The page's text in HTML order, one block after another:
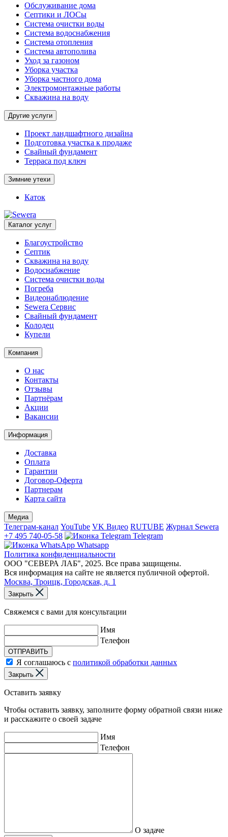
Обслуживание дома
Септики и ЛОСы
Система очистки воды
Система водоснабжения
Система отопления
Система автополива
Уход за газоном
Уборка участка
Уборка частного дома
Электромонтажные работы
Скважина на воду
Другие услуги
Проект ландшафтного дизайна
Подготовка участка к продаже
Свайный фундамент
Терраса под ключ
Зимние утехи
Каток
Каталог услуг
Благоустройство
Септик
Скважина на воду
Водоснабжение
Система очистки воды
Погреба
Видеонаблюдение
Sewera Сервис
Свайный фундамент
Колодец
Купели
Компания
О нас
Контакты
Отзывы
Партнёрам
Акции
Вакансии
Информация
Доставка
Оплата
Гарантии
Договор-Оферта
Партнерам
Карта сайта
Медиа
Телеграм-канал YouTube VK Видео RUTUBE Журнал Sewera
+7 495 740-05-58
Telegram
Whatsapp
Политика конфиденциальности
ООО "СЕВЕРА ЛАБ", 2025. Все права защищены.
Вся информация на сайте не является публичной офертой.
Москва, Троицк, Городская, д. 1
Закрыть
Свяжемся с вами для консультации
Имя
Телефон
ОТПРАВИТЬ
Я соглашаюсь с политикой обработки данных
Закрыть
Оставить заявку
Чтобы оставить заявку, заполните форму обратной связи ниже
и расскажите о своей задаче
Имя
Телефон
О задаче